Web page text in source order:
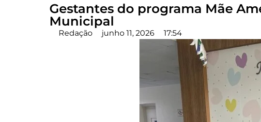
Gestantes do programa Mãe
Municipal
Redação junho 11, 2026 17:54